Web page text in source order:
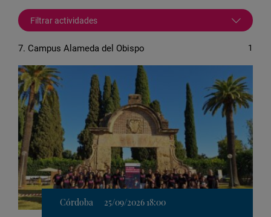
Filtrar actividades
7. Campus Alameda del Obispo 1
Córdoba
25/09/2026 18:00